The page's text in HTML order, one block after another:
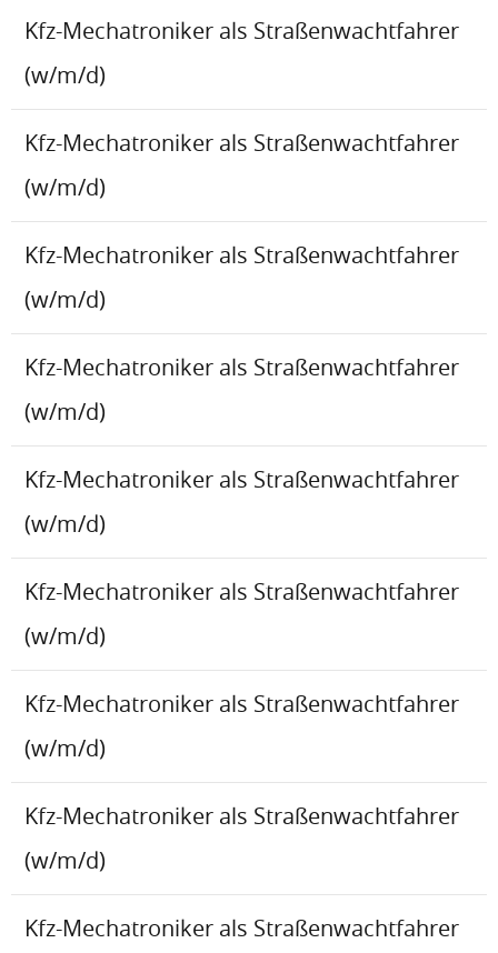
Kfz-Mechatroniker als Straßenwachtfahrer
(w/m/d)
Kfz-Mechatroniker als Straßenwachtfahrer
(w/m/d)
Kfz-Mechatroniker als Straßenwachtfahrer
(w/m/d)
Kfz-Mechatroniker als Straßenwachtfahrer
(w/m/d)
Kfz-Mechatroniker als Straßenwachtfahrer
(w/m/d)
Kfz-Mechatroniker als Straßenwachtfahrer
(w/m/d)
Kfz-Mechatroniker als Straßenwachtfahrer
(w/m/d)
Kfz-Mechatroniker als Straßenwachtfahrer
(w/m/d)
Kfz-Mechatroniker als Straßenwachtfahrer